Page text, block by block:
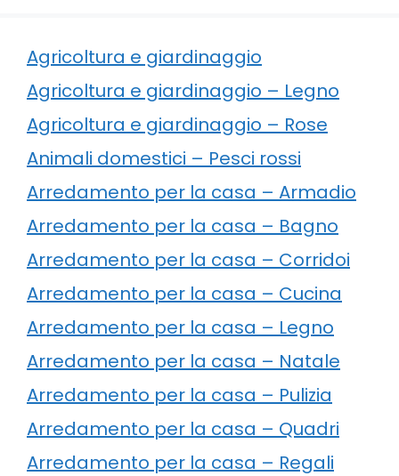
Agricoltura e giardinaggio
Agricoltura e giardinaggio – Legno
Agricoltura e giardinaggio – Rose
Animali domestici – Pesci rossi
Arredamento per la casa – Armadio
Arredamento per la casa – Bagno
Arredamento per la casa – Corridoi
Arredamento per la casa – Cucina
Arredamento per la casa – Legno
Arredamento per la casa – Natale
Arredamento per la casa – Pulizia
Arredamento per la casa – Quadri
Arredamento per la casa – Regali